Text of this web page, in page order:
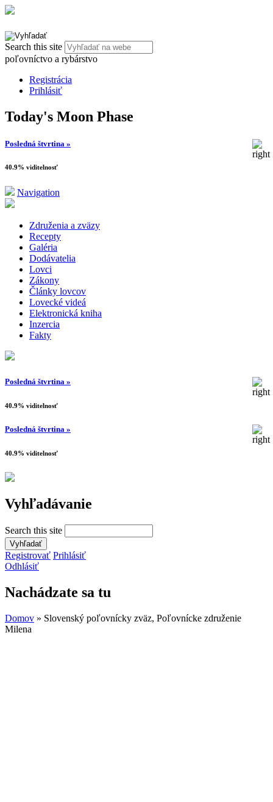
Search this site
poľovníctvo a rybárstvo
Registrácia
Prihlásiť
Today's Moon Phase
Posledná štvrtina »
40.9% viditelnosť
Navigation
Združenia a zväzy
Recepty
Galéria
Dodávatelia
Lovci
Zákony
Články lovcov
Lovecké videá
Elektronická kniha
Inzercia
Fakty
Posledná štvrtina »
40.9% viditelnosť
Posledná štvrtina »
40.9% viditelnosť
Vyhľadávanie
Search this site
Registrovať Prihlásiť
Odhlásiť
Nachádzate sa tu
Domov » Slovenský poľovnícky zväz, Poľovnícke združenie
Milena